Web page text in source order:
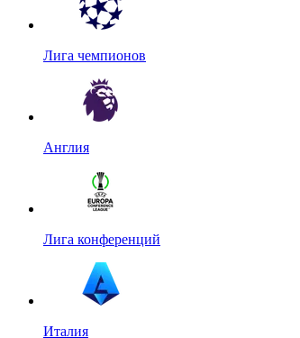
Лига чемпионов
Англия
Лига конференций
Италия